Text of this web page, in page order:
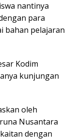
nantinya
para
bahan pelajaran
Kodim
kunjungan
oleh
Nusantara
dengan